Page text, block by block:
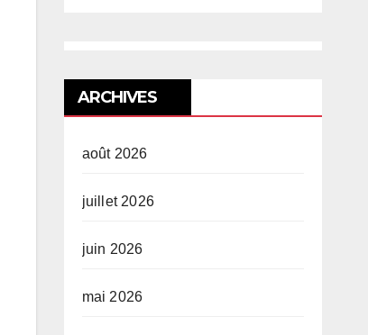
ARCHIVES
août 2026
juillet 2026
juin 2026
mai 2026